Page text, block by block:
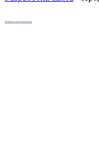
Кухни на заказ в Кургане